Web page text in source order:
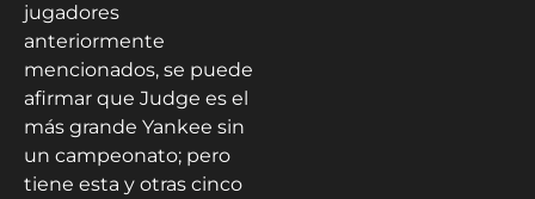
jugadores
anteriormente
mencionados, se puede
afirmar que Judge es el
más grande Yankee sin
un campeonato; pero
tiene esta y otras cinco